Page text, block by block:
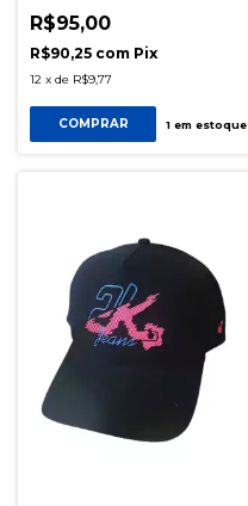
R$95,00
R$90,25 com Pix
12 x de R$9,77
COMPRAR 1em estoque